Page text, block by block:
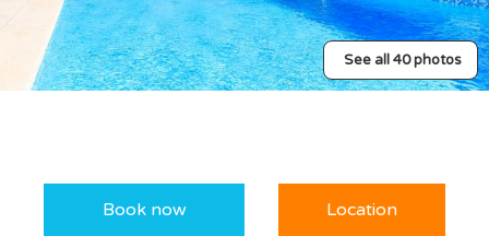
See all 40 photos
Book now Location